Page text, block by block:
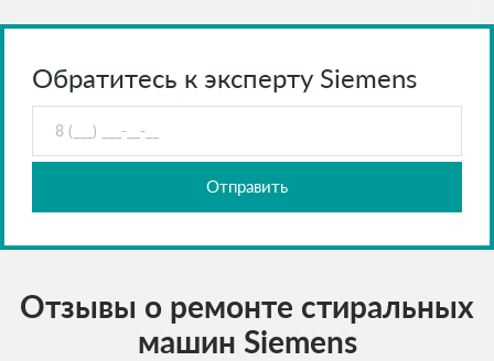
Обратитесь к эксперту Siemens
Отправить
Отзывы о ремонте стиральных
машин Siemens